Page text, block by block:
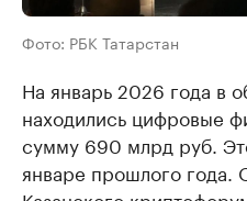
Фото: РБК Татарстан
На январь 2026 года в
находились цифровые
сумму 690 млрд руб.
январе прошлого года.